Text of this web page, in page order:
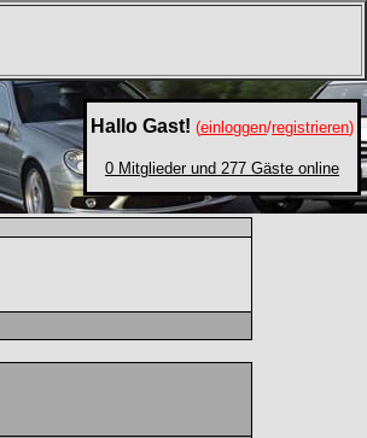
Hallo Gast! (einloggen/registrieren)
0 Mitglieder und 277 Gäste online